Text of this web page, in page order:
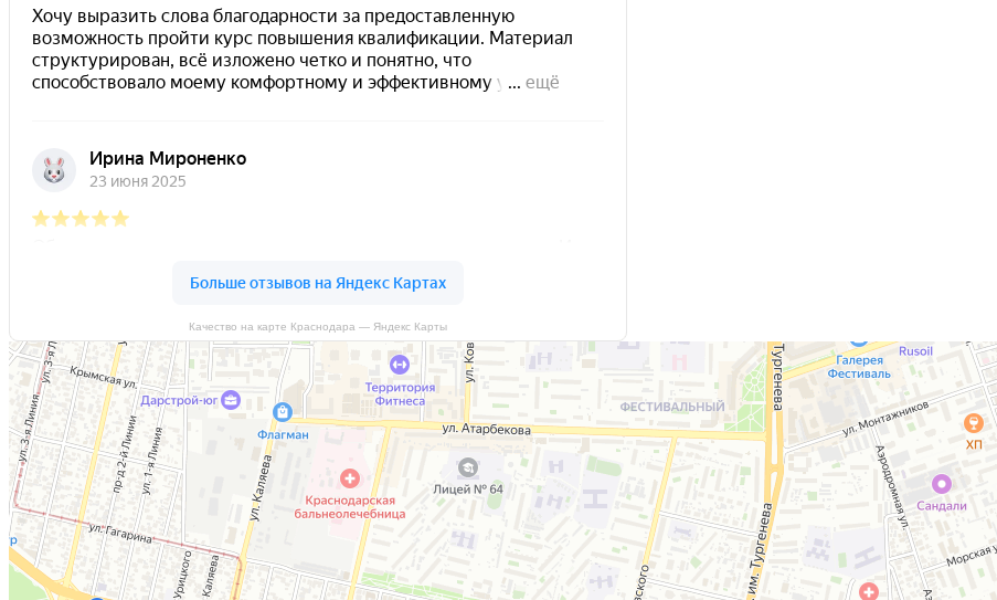
Качество на карте Краснодара — Яндекс Карты